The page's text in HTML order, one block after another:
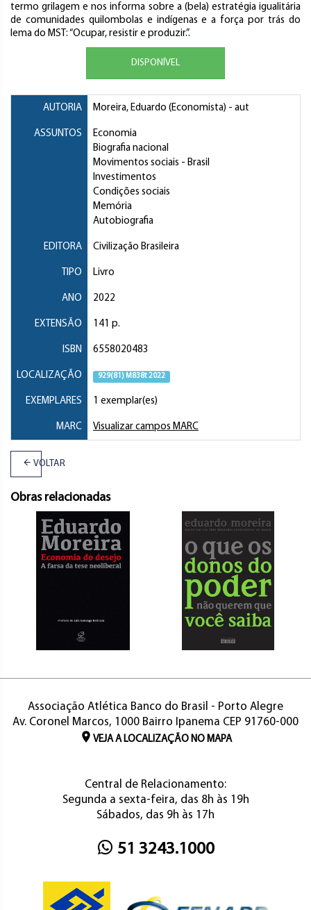
termo grilagem e nos informa sobre a (bela) estratégia igualitária
de comunidades quilombolas e indígenas e a força por trás do
lema do MST: “Ocupar, resistir e produzir.”.
DISPONÍVEL
AUTORIA Moreira, Eduardo (Economista) - aut
ASSUNTOS
Economia
Biografia nacional
Movimentos sociais - Brasil
Investimentos
Condições sociais
Memória
Autobiografia
EDITORA Civilização Brasileira
TIPO Livro
ANO 2022
EXTENSÃO 141 p.
ISBN 6558020483
LOCALIZAÇÃO 929(81) M838t 2022
EXEMPLARES 1 exemplar(es)
MARC Visualizar campos MARC
VOLTAR
Obras relacionadas
Associação Atlética Banco do Brasil - Porto Alegre
Av. Coronel Marcos, 1000 Bairro Ipanema CEP 91760-000
VEJA A LOCALIZAÇÃO NO MAPA
Central de Relacionamento:
Segunda a sexta-feira, das 8h às 19h
Sábados, das 9h às 17h
51 3243.1000